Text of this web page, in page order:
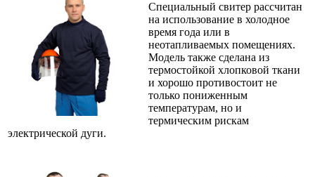
Специальный свитер рассчитан
на использование в холодное
время года или в
неотапливаемых помещениях.
Модель также сделана из
термостойкой хлопковой ткани
и хорошо противостоит не
только пониженным
температурам, но и
термическим рискам
электрической дуги.